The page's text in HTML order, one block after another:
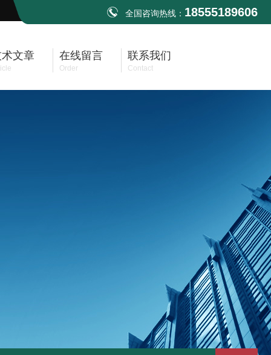
全国咨询热线： 18555189606
文章 在线留言
Order
联系我们
Contact